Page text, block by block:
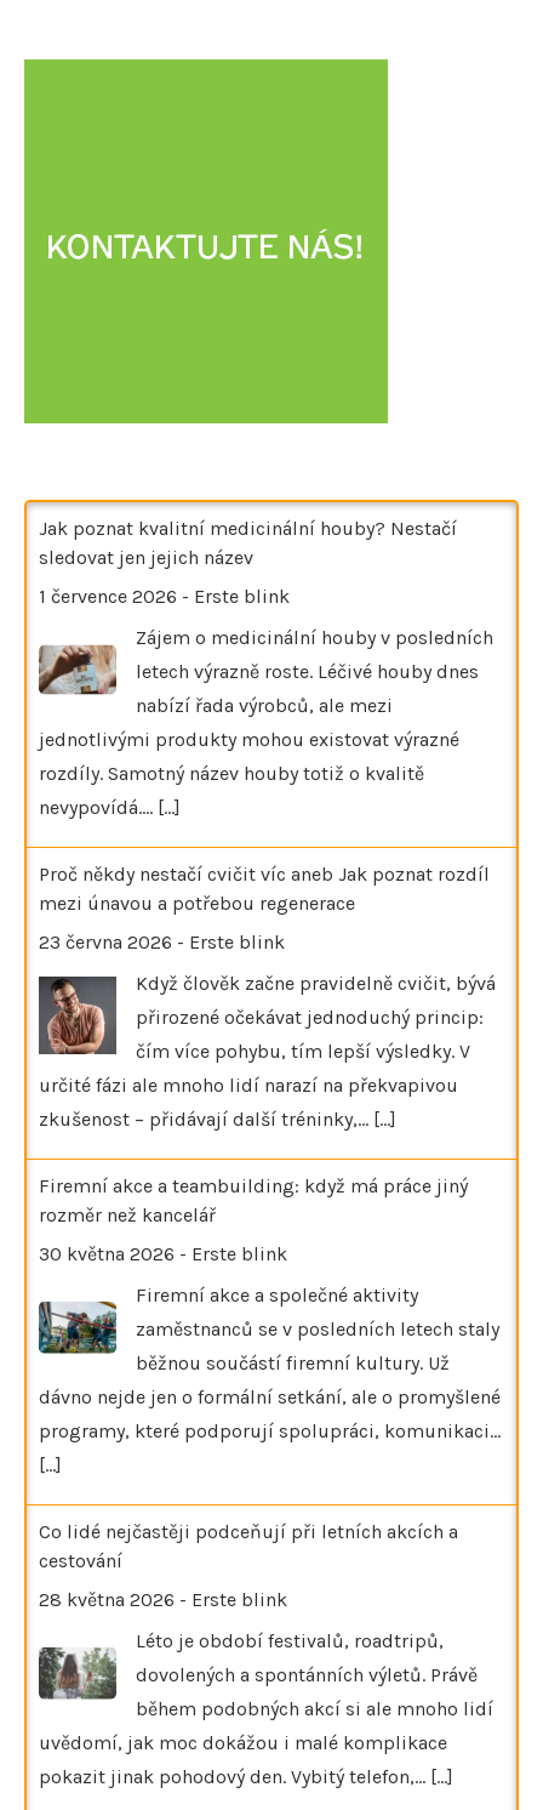
Jak poznat kvalitní medicinální houby? Nestačí
sledovat jen jejich název
1 července 2026 - Erste blink
Zájem o medicinální houby v posledních
letech výrazně roste. Léčivé houby dnes
nabízí řada výrobců, ale mezi
jednotlivými produkty mohou existovat výrazné
rozdíly. Samotný název houby totiž o kvalitě
nevypovídá.… [...]
Proč někdy nestačí cvičit víc aneb Jak poznat rozdíl
mezi únavou a potřebou regenerace
23 června 2026 - Erste blink
Když člověk začne pravidelně cvičit, bývá
přirozené očekávat jednoduchý princip:
čím více pohybu, tím lepší výsledky. V
určité fázi ale mnoho lidí narazí na překvapivou
zkušenost – přidávají další tréninky,… [...]
Firemní akce a teambuilding: když má práce jiný
rozměr než kancelář
30 května 2026 - Erste blink
Firemní akce a společné aktivity
zaměstnanců se v posledních letech staly
běžnou součástí firemní kultury. Už
dávno nejde jen o formální setkání, ale o promyšlené
programy, které podporují spolupráci, komunikaci…
[...]
Co lidé nejčastěji podceňují při letních akcích a
cestování
28 května 2026 - Erste blink
Léto je období festivalů, roadtripů,
dovolených a spontánních výletů. Právě
během podobných akcí si ale mnoho lidí
uvědomí, jak moc dokážou i malé komplikace
pokazit jinak pohodový den. Vybitý telefon,… [...]